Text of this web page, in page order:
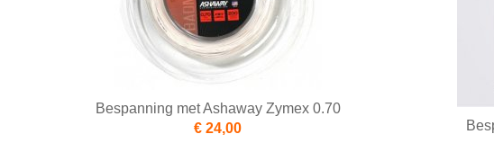
Bespanning met Ashaway Zymex 0.70
€ 24,00